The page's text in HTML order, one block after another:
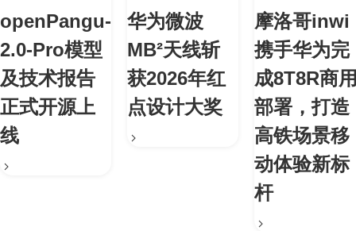
openPangu-
2.0-Pro模型
及技术报告
正式开源上
线
华为微波
MB²天线斩
获2026年红
点设计大奖
摩洛哥inwi
携手华为完
成8T8R商
部署，打造
高铁场景移
动体验新标
杆